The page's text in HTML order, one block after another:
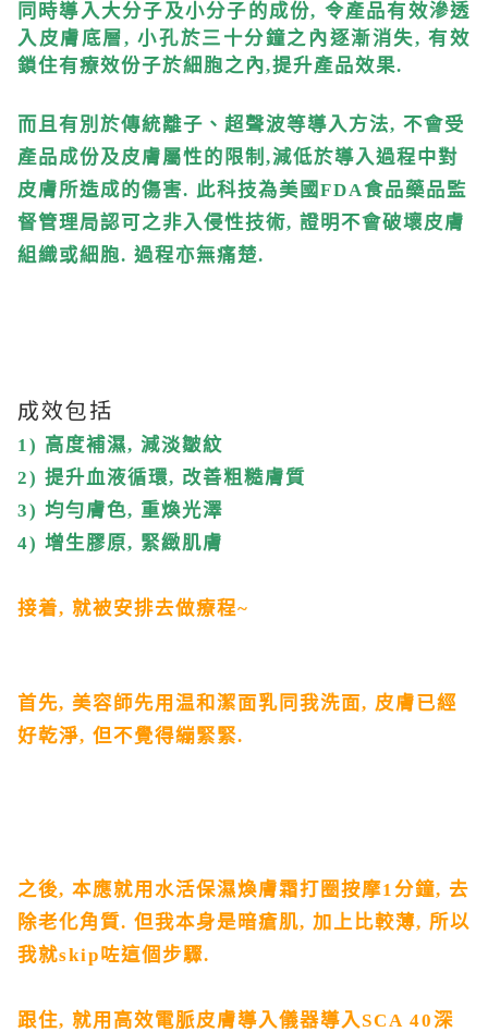
同時導入大分子及小分子的成份, 令產品有效滲透
入皮膚底層,小孔於三十分鐘之內逐漸消失,有效
鎖住有療效份子於細胞之內,提升產品效果.
而且有別於傳統離子、超聲波等導入方法, 不會受
產品成份及皮膚屬性的限制 ,減低於導入過程中對
皮膚所造成的傷害. 此科技為美國 FDA食品藥品監
督管理局認可之非入侵性技術, 證明不會破壞皮膚
組織或細胞. 過程亦無痛楚.
成效包括
1) 高度補濕, 減淡皺紋
2) 提升血液循環, 改善粗糙膚質
3) 均勻膚色, 重煥光澤
4) 增生膠原, 緊緻肌膚
接着, 就被安排去做療程~
首先, 美容師先用温和潔面乳同我洗面, 皮膚已經
好乾淨, 但不覺得繃緊緊.
之後, 本應就用水活保濕煥膚霜打圈按摩1分鐘, 去
除老化角質. 但我本身是暗瘡肌, 加上比較薄, 所以
我就skip咗這個步驟.
跟住, 就用高效電脈皮膚導入儀器導入SCA 40深